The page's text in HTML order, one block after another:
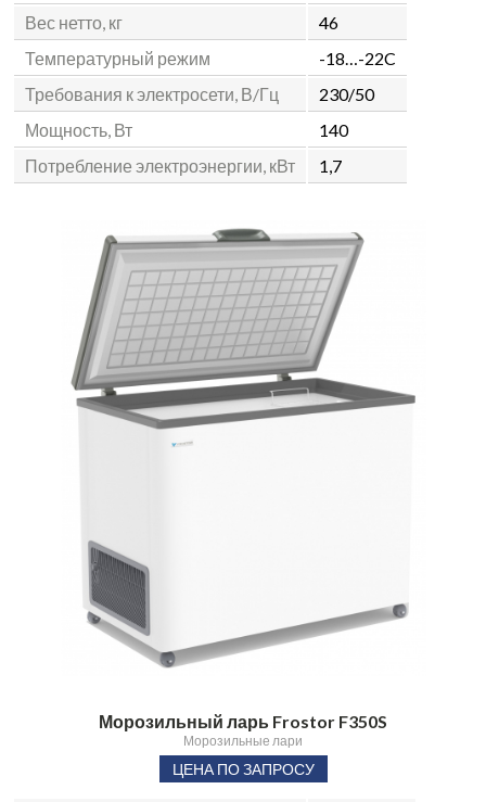
Вес нетто, кг
46
Температурный режим
-18…-22C
Требования к электросети, В/Гц
230/50
Мощность, Вт
140
Потребление электроэнергии, кВт
1,7
Морозильный ларь Frostor F350S
Морозильные лари
ЦЕНА ПО ЗАПРОСУ